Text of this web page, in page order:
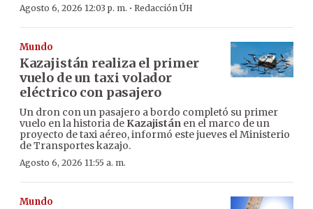
Agosto 6, 2026 12:03 p. m. · Redacción ÚH
Mundo
Kazajistán realiza el primer
vuelo de un taxi volador
eléctrico con pasajero
Un dron con un pasajero a bordo completó su primer
vuelo en la historia de Kazajistán en el marco de un
proyecto de taxi aéreo, informó este jueves el Ministerio
de Transportes kazajo.
Agosto 6, 2026 11:55 a. m.
Mundo